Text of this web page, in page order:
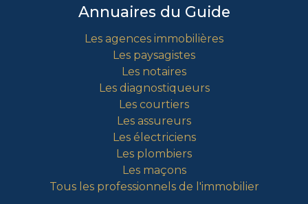
Annuaires du Guide
Les agences immobilières
Les paysagistes
Les notaires
Les diagnostiqueurs
Les courtiers
Les assureurs
Les électriciens
Les plombiers
Les maçons
Tous les professionnels de l'immobilier